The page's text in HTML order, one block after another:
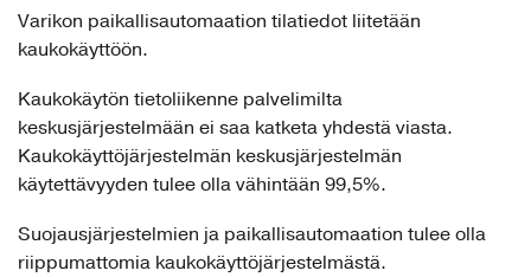
Varikon paikallisautomaation tilatiedot liitetään
kaukokäyttöön.
Kaukokäytön tietoliikenne palvelimilta
keskusjärjestelmään ei saa katketa yhdestä viasta.
Kaukokäyttöjärjestelmän keskusjärjestelmän
käytettävyyden tulee olla vähintään 99,5%.
Suojausjärjestelmien ja paikallisautomaation tulee olla
riippumattomia kaukokäyttöjärjestelmästä.